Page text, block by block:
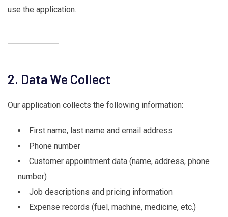
use the application.
2. Data We Collect
Our application collects the following information:
First name, last name and email address
Phone number
Customer appointment data (name, address, phone
number)
Job descriptions and pricing information
Expense records (fuel, machine, medicine, etc.)